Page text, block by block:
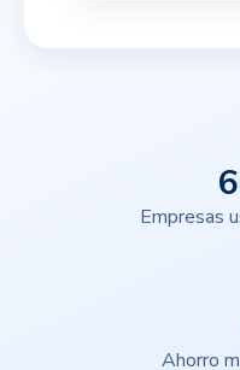
Empresas
Ahorro